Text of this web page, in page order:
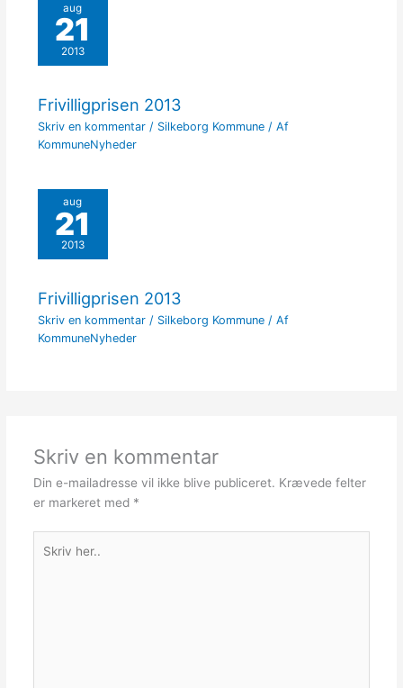
aug
21
2013
Frivilligprisen 2013
Skriv en kommentar / Silkeborg Kommune/ Af
KommuneNyheder
aug
21
2013
Frivilligprisen 2013
Skriv en kommentar / Silkeborg Kommune/ Af
KommuneNyheder
Skriv en kommentar
Din e-mailadresse vil ikke blive publiceret. Krævede felter
er markeret med *
her..